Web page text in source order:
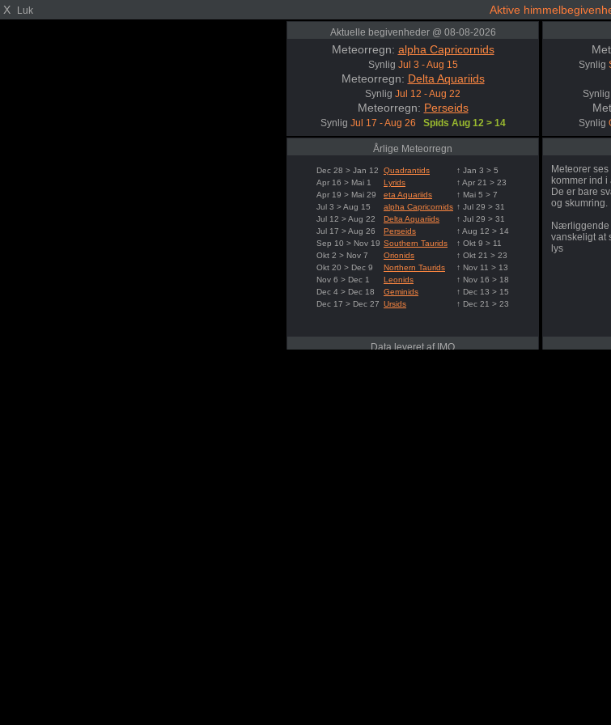
X Luk Aktive
Aktuelle begivenheder @ 08-08-2026
Meteorregn: alpha Capricornids
Synlig Jul 3 - Aug 15
Meteorregn: Delta Aquariids
Synlig Jul 12 - Aug 22
Meteorregn: Perseids
Synlig Jul 17 - Aug 26 Spids Aug 12 > 14
Synlig
Synlig
Synlig
Årlige Meteorregn
Dec 28 > Jan 12 Quadrantids
↑ Jan 3 > 5
Apr 16 > Mai 1
Lyrids
↑ Apr 21 > 23
Apr 19 > Mai 29
eta Aquariids
↑ Mai 5 > 7
Jul 3 > Aug 15
alpha Capricornids ↑ Jul 29 > 31
Jul 12 > Aug 22
Delta Aquariids
↑ Jul 29 > 31
Jul 17 > Aug 26
Perseids
↑ Aug 12 > 14
Sep 10 > Nov 19 Southern Taurids
↑ Okt 9 > 11
Okt 2 > Nov 7
Orionids
↑ Okt 21 > 23
Okt 20 > Dec 9
Northern Taurids
↑ Nov 11 > 13
Nov 6 > Dec 1
Leonids
↑ Nov 16 > 18
Dec 4 > Dec 18
Geminids
↑ Dec 13 > 15
Dec 17 > Dec 27 Ursids ↑ Dec 21 > 23
Data leveret af IMO
Meteorer
kommer ind
De er bare
og skumring.
Nærliggende
vanskeligt at
lys